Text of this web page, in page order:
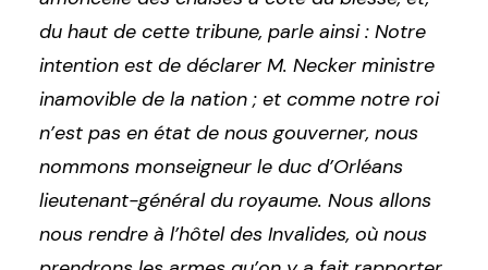
du haut de cette tribune, parle ainsi : Notre
intention est de déclarer M. Necker ministre
inamovible de la nation ; et comme notre roi
n’est pas en état de nous gouverner, nous
nommons monseigneur le duc d’Orléans
lieutenant-général du royaume. Nous allons
nous rendre à l’hôtel des Invalides, où nous